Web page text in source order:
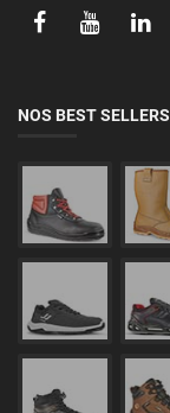
NOS BEST SELLERS